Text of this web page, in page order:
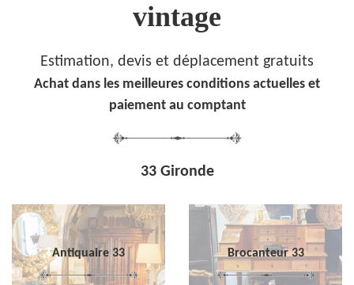
vintage
Estimation, devis et déplacement gratuits
Achat dans les meilleures conditions actuelles et
paiement au comptant
33 Gironde
Antiquaire 33 Brocanteur 33